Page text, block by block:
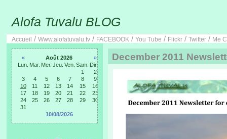
Alofa Tuvalu BLOG
Accueil / Www.alofatuvalu.tv / FACEBOOK / You Tube / Flickr / Twitter / Me
« Août 2026
»
Lun. Mar. Mer. Jeu. Ven. Sam. Dim.
1
2
3
4 5 6 7 8
9
10
11 12 13 14 15
16
17
18 19 20 21 22
23
24
25 26 27 28 29
30
31
10/08/2026
December 2011